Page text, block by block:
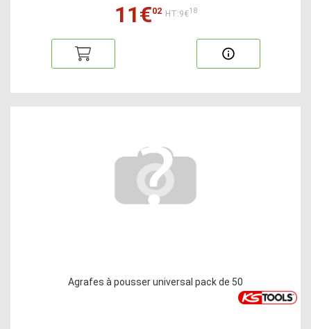
11€02 HT:9€18
Agrafes à pousser universal pack de 50